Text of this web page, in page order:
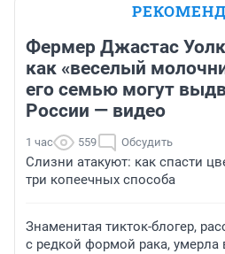
Фермер Джастас
как «веселый
его семью могут
России — видео
1 час 559 Обсудить
Слизни атакуют: как спасти
три копеечных способа
Знаменитая тикток-блогер,
с редкой формой рака, умерла